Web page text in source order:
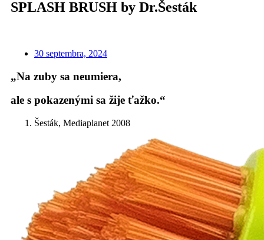
SPLASH BRUSH by Dr.Šesták
30 septembra, 2024
„Na zuby sa neumiera,
ale s pokazenými sa žije ťažko.“
Šesták, Mediaplanet 2008